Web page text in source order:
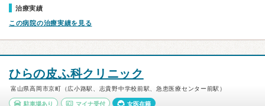
治療実績
この病院の治療実績を見る
ひらの皮ふ科クリニック
富山県高岡市京町（広小路駅、志貴野中学校前駅、急患医療センター前駅）
駐車場あり マイナ受付 女医在籍